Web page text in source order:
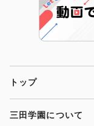
トップ
三田学園について